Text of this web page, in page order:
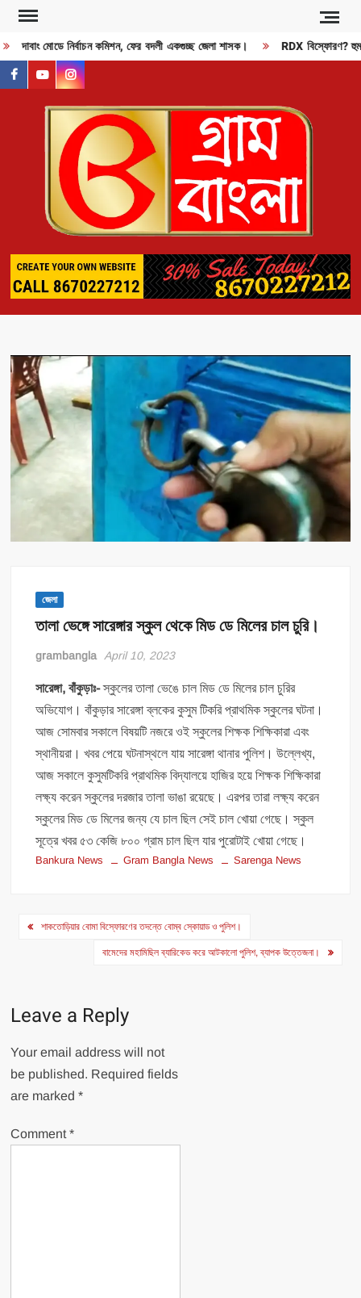
Skip
contentদাবাং মোডে নির্বাচন কমিশন, ফের বদলী একগুচ্ছ জেলা শাসক। RDX বিস্ফোরণ?
facebook
youtubeinstagram
জেলা
তালা ভেঙ্গে সারেঙ্গার স্কুল থেকে মিড ডে মিলের চাল চুরি।
grambangla April 10, 2023
সারেঙ্গা, বাঁকুড়াঃ-স্কুলের তালা ভেঙে চাল মিড ডে মিলের চাল চুরির
অভিযোগ। বাঁকুড়ার সারেঙ্গা ব্লকের কুসুম টিকরি প্রাথমিক স্কুলের ঘটনা।
আজ সোমবার সকালে বিষয়টি নজরে ওই স্কুলের শিক্ষক শিক্ষিকারা এবং
স্থানীয়রা। খবর পেয়ে ঘটনাস্থলে যায় সারেঙ্গা থানার পুলিশ। উল্লেখ্য,
আজ সকালে কুসুমটিকরি প্রাথমিক বিদ্যালয়ে হাজির হয়ে শিক্ষক শিক্ষিকারা
লক্ষ্য করেন স্কুলের দরজার তালা ভাঙা রয়েছে। এরপর তারা লক্ষ্য করেন
স্কুলের মিড ডে মিলের জন্য যে চাল ছিল সেই চাল খোয়া গেছে। স্কুল
সূত্রে খবর ৫৩ কেজি ৮০০ গ্রাম চাল ছিল যার পুরোটাই খোয়া গেছে।
Bankura News Gram Bangla News Sarenga News
Post
navigation
শাকতোড়িয়ার বোমা বিস্ফোরণের তদন্তে বোম্ব স্কোয়াড ও পুলিশ।
বামেদের মহামিছিল ব্যারিকেড করে আটকালো পুলিশ, ব্যাপক উত্তেজনা।
Leave a Reply
Your email address will not
be published. Required fields
are marked*
Comment*